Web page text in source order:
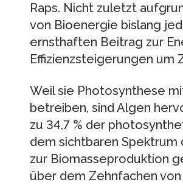
Raps. Nicht zuletzt
von Bioenergie bislang
ernsthaften Beitrag zur
Effizienzsteigerungen um
Weil sie Photosynthese
betreiben, sind Algen
zu 34,7 % der
dem sichtbaren
zur Biomasseproduktion
über dem Zehnfachen